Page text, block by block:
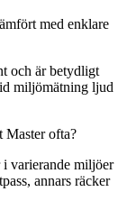
med enklare
och är betydligt
miljömätning ljud
Master ofta?
varierande miljöer
annars räcker